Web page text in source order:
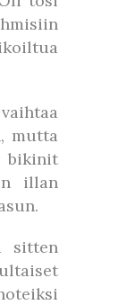
mutta
illan
sitten